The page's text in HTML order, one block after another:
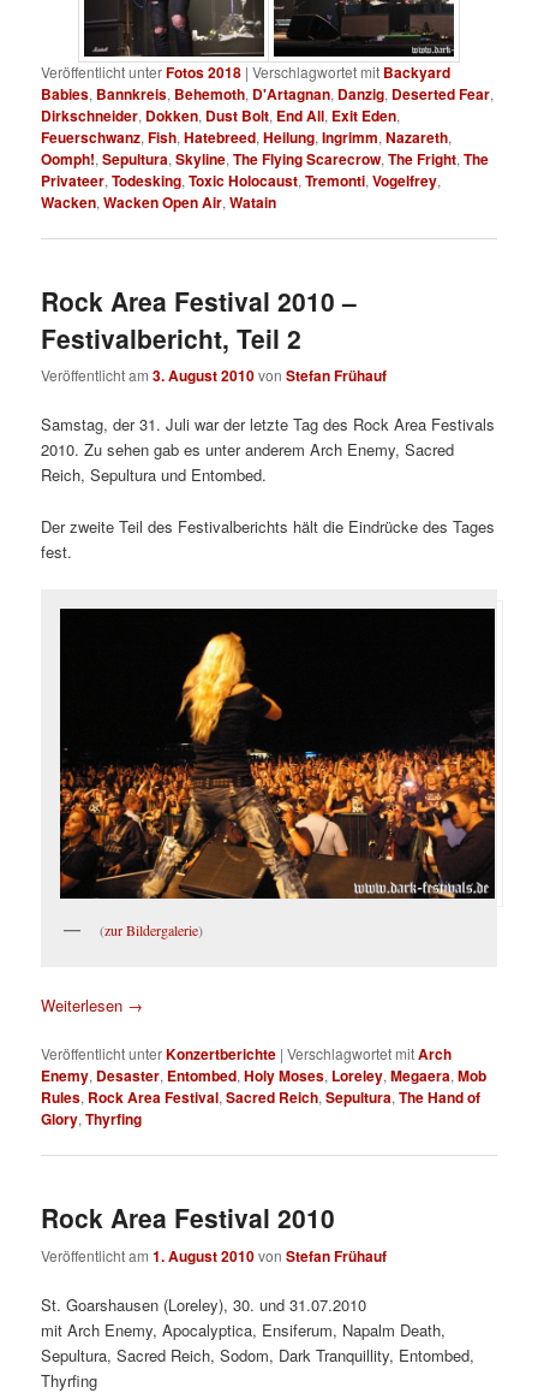
Veröffentlicht unterFotos 2018 |Verschlagwortet mit Backyard
Babies, Bannkreis, Behemoth, D'Artagnan, Danzig, Deserted Fear,
Dirkschneider, Dokken, Dust Bolt, End All, Exit Eden,
Feuerschwanz,Fish,Hatebreed,Heilung,Ingrimm,Nazareth,
Oomph!,Sepultura,Skyline,The Flying Scarecrow,The Fright,The
Privateer,Todesking,Toxic Holocaust,Tremonti,Vogelfrey,
Wacken,Wacken Open Air,Watain
Rock Area Festival 2010 –
Festivalbericht, Teil 2
Veröffentlicht am3. August 2010vonStefan Frühauf
Samstag, der 31. Juli war der letzte Tag des Rock Area Festivals
2010. Zu sehen gab es unter anderem Arch Enemy, Sacred
Reich, Sepultura und Entombed.
Der zweite Teil des Festivalberichts hält die Eindrücke des Tages
fest.
(zur Bildergalerie)
Weiterlesen →
Veröffentlicht unterKonzertberichte |Verschlagwortet mitArch
Enemy, Desaster, Entombed,Holy Moses, Loreley,Megaera,Mob
Rules, Rock Area Festival,Sacred Reich,Sepultura,The Hand of
Glory,Thyrfing
Rock Area Festival 2010
Veröffentlicht am1. August 2010vonStefan Frühauf
St. Goarshausen (Loreley), 30. und 31.07.2010
mit Arch Enemy, Apocalyptica, Ensiferum, Napalm Death,
Sepultura, Sacred Reich, Sodom, Dark Tranquillity, Entombed,
Thyrfing